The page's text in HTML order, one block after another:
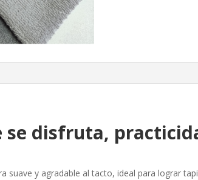
se disfruta,
suave y agradable al tacto, ideal para lograr